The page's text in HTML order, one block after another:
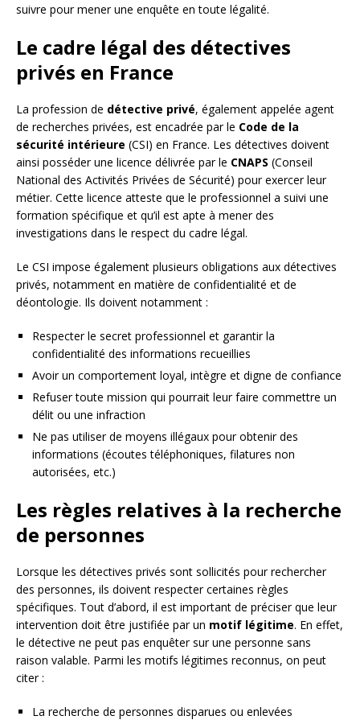
suivre pour mener une enquête en toute légalité.
Le cadre légal des détectives
privés en France
La profession de détective privé, également appelée agent
de recherches privées, est encadrée par le Code de la
sécurité intérieure (CSI) en France. Les détectives doivent
ainsi posséder une licence délivrée par le CNAPS (Conseil
National des Activités Privées de Sécurité) pour exercer leur
métier. Cette licence atteste que le professionnel a suivi une
formation spécifique et qu’il est apte à mener des
investigations dans le respect du cadre légal.
Le CSI impose également plusieurs obligations aux détectives
privés, notamment en matière de confidentialité et de
déontologie. Ils doivent notamment :
Respecter le secret professionnel et garantir la
confidentialité des informations recueillies
Avoir un comportement loyal, intègre et digne de confiance
Refuser toute mission qui pourrait leur faire commettre un
délit ou une infraction
Ne pas utiliser de moyens illégaux pour obtenir des
informations (écoutes téléphoniques, filatures non
autorisées, etc.)
Les règles relatives à la recherche
de personnes
Lorsque les détectives privés sont sollicités pour rechercher
des personnes, ils doivent respecter certaines règles
spécifiques. Tout d’abord, il est important de préciser que leur
intervention doit être justifiée par un motif légitime. En effet,
le détective ne peut pas enquêter sur une personne sans
raison valable. Parmi les motifs légitimes reconnus, on peut
citer :
La recherche de personnes disparues ou enlevées